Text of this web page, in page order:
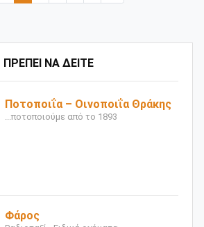
ΠΡΕΠΕΙ ΝΑ ΔΕΙΤΕ
Ποτοποιΐα – Οινοποιΐα Θράκης
...ποτοποιούμε από το 1893
Φάρος